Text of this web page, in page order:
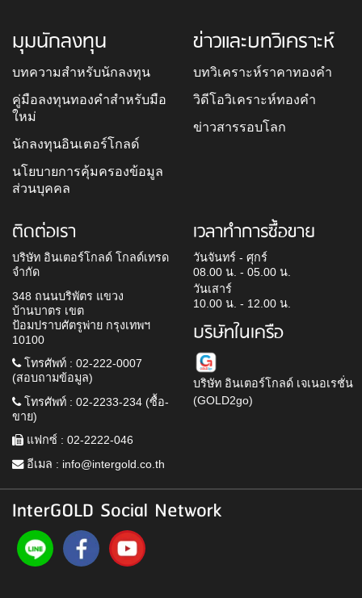
มุมนักลงทุน
บทความสำหรับนักลงทุน
คู่มือลงทุนทองคำสำหรับมือ
ใหม่
นักลงทุนอินเตอร์โกลด์
นโยบายการคุ้มครองข้อมูล
ส่วนบุคคล
ข่าวและบทวิเคราะห์
บทวิเคราะห์ราคาทองคำ
วิดีโอวิเคราะห์ทองคำ
ข่าวสารรอบโลก
ติดต่อเรา
บริษัท อินเตอร์โกลด์ โกลด์เทรด
จำกัด
348 ถนนบริพัตร แขวง
บ้านบาตร เขต
ป้อมปราบศัตรูพ่าย กรุงเทพฯ
10100
โทรศัพท์ : 02-222-0007
(สอบถามข้อมูล)
โทรศัพท์ : 02-2233-234 (ซื้อ-
ขาย)
แฟกซ์ : 02-2222-046
อีเมล : info@intergold.co.th
เวลาทำการซื้อขาย
วันจันทร์ - ศุกร์
08.00 น. - 05.00 น.
วันเสาร์
10.00 น. - 12.00 น.
บริษัทในเครือ
บริษัท อินเตอร์โกลด์ เจเนอเรชั่น
(GOLD2go)
InterGOLD Social Network